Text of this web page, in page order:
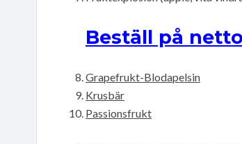
Beställ på
Grapefrukt-Blodapelsin
Krusbär
Passionsfrukt